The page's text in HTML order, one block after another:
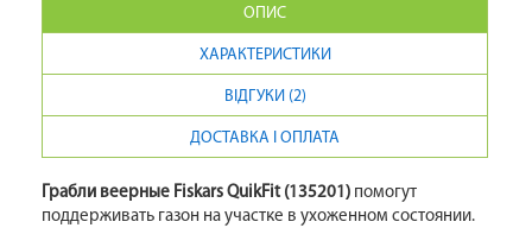
ОПИС
ХАРАКТЕРИСТИКИ
ВІДГУКИ (2)
ДОСТАВКА І ОПЛАТА
Грабли веерные Fiskars QuikFit (135201) помогут
поддерживать газон на участке в ухоженном состоянии.